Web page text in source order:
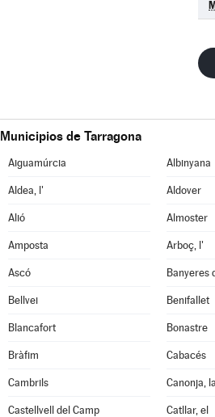
Municipios de Tarragona
Aiguamúrcia Albinyana
Aldea, l' Aldover
Alió Almoster
Amposta Arboç, l'
Ascó Banyeres
Bellvei Benifallet
Blancafort Bonastre
Bràfim Cabacés
Cambrils Canonja, la
Castellvell del Camp Catllar, el